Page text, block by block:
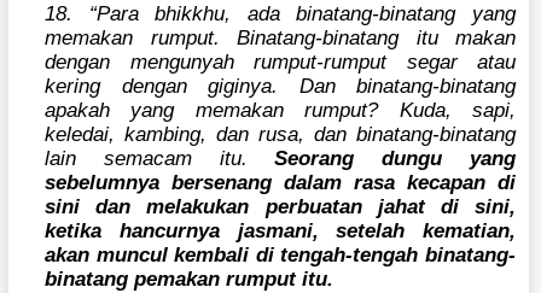
18. “Para bhikkhu, ada binatang-binatang yang
memakan rumput. Binatang-binatang itu makan
dengan mengunyah rumput-rumput segar atau
kering dengan giginya. Dan binatang-binatang
apakah yang memakan rumput? Kuda, sapi,
keledai, kambing, dan rusa, dan binatang-binatang
lain semacam itu.Seorang dungu yang
sebelumnya bersenang dalam rasa kecapan di
sini dan melakukan perbuatan jahat di sini,
ketika hancurnya jasmani, setelah kematian,
akan muncul kembali di tengah-tengah binatang-
binatang pemakan rumput itu.